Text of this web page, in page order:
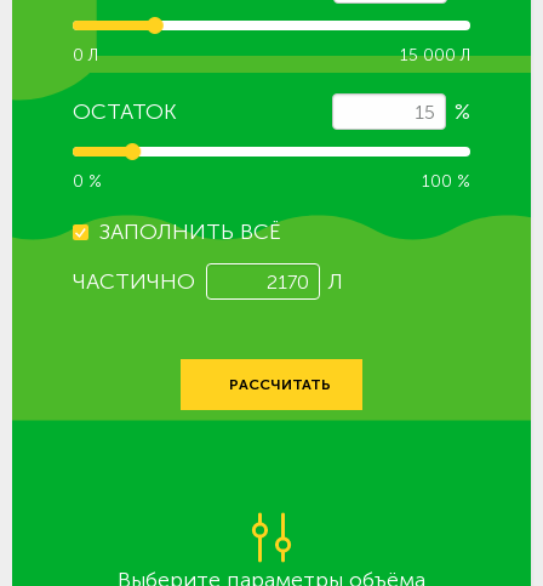
0 Л 15 000 Л
ОСТАТОК %
0 % 100 %
ЗАПОЛНИТЬ ВСЁ
ЧАСТИЧНО
Л
РАССЧИТАТЬ
Выберите параметры объёма